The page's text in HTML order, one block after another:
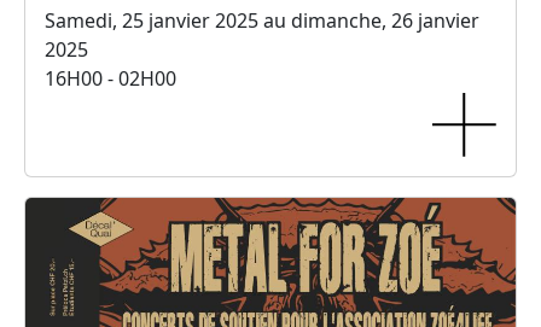
Samedi, 25 janvier 2025 au dimanche, 26 janvier
2025
16H00 - 02H00